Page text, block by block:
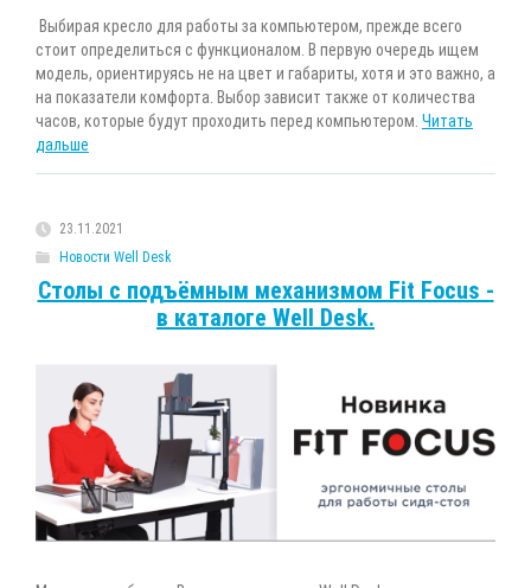
Выбирая кресло для работы за компьютером, прежде всего
стоит определиться с функционалом. В первую очередь ищем
модель, ориентируясь не на цвет и габариты, хотя и это важно, а
на показатели комфорта. Выбор зависит также от количества
часов, которые будут проходить перед компьютером. Читать
дальше
23.11.2021
Новости Well Desk
Столы с подъёмным механизмом Fit Focus -
в каталоге Well Desk.